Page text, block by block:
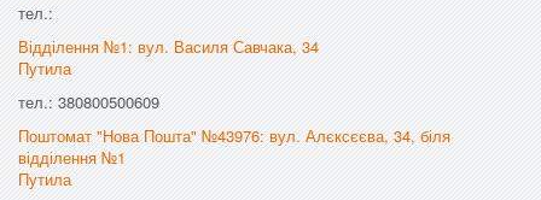
тел.:
Відділення №1: вул. Василя Савчака, 34
Путила
тел.: 380800500609
Поштомат "Нова Пошта" №43976: вул. Алєксєєва, 34, біля
відділення №1
Путила